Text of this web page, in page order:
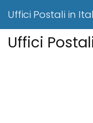
Uffici Postali in
Uffici